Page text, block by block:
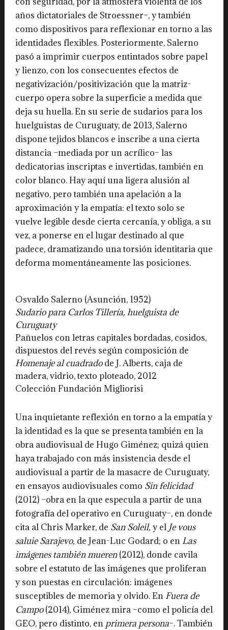
años dictatoriales de Stroessner–, y también
como dispositivos para reflexionar en torno a las
identidades flexibles. Posteriormente, Salerno
pasó a imprimir cuerpos entintados sobre papel
y lienzo, con los consecuentes efectos de
negativización/positivización que la matriz-
cuerpo opera sobre la superficie a medida que
deja su huella. En su serie de sudarios para los
huelguistas de Curuguaty, de 2013, Salerno
dispone tejidos blancos e inscribe a una cierta
distancia –mediada por un acrílico– las
dedicatorias inscriptas e invertidas, también en
color blanco. Hay aquí una ligera alusión al
negativo, pero también una apelación a la
aproximación y la empatía: el texto solo se
vuelve legible desde cierta cercanía, y obliga, a su
vez, a ponerse en el lugar destinado al que
padece, dramatizando una torsión identitaria que
deforma momentáneamente las posiciones.
Osvaldo Salerno (Asunción, 1952)
Sudario para Carlos Tillería, huelguista de
Curuguaty
Pañuelos con letras capitales bordadas, cosidos,
dispuestos del revés según composición de
Homenaje al cuadradode J. Alberts, caja de
madera, vidrio, texto ploteado, 2012
Colección Fundación Migliorisi
Una inquietante reflexión en torno a la empatía y
la identidad es la que se presenta también en la
obra audiovisual de Hugo Giménez; quizá quien
haya trabajado con más insistencia desde el
audiovisual a partir de la masacre de Curuguaty,
en ensayos audiovisuales como Sin felicidad
(2012) –obra en la que especula a partir de una
fotografía del operativo en Curuguaty–, en donde
cita al Chris Marker, de San Soleil, y el Je vous
saluie Sarajevo, de Jean-Luc Godard; o enLas
imágenes también mueren(2012), donde cavila
sobre el estatuto de las imágenes que proliferan
y son puestas en circulación: imágenes
susceptibles de memoria y olvido. EnFuera de
Campo(2014), Giménez mira –como el policía del
GEO, pero distinto, en primera persona–. También